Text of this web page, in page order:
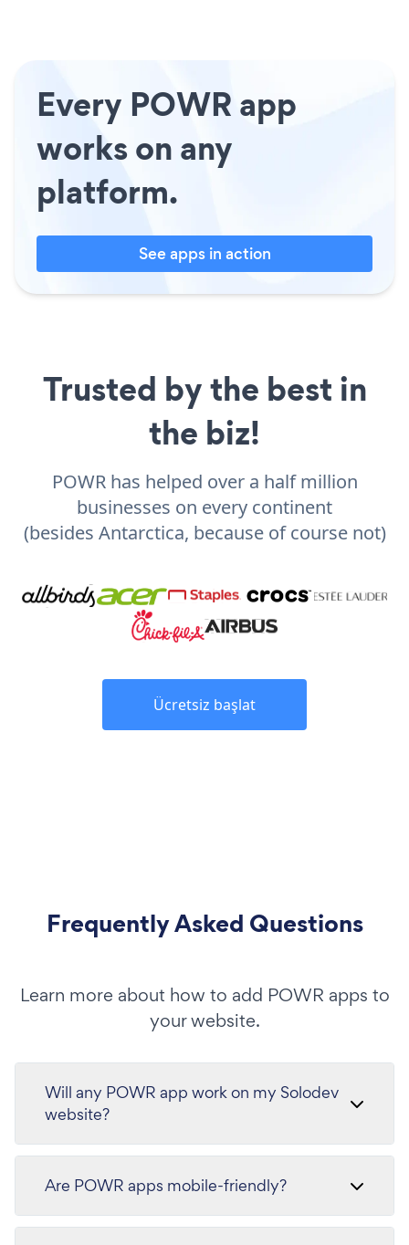
Every POWR app
works on any
platform.
See apps in action
Trusted by the best in
the biz!
POWR has helped over a half million
businesses on every continent
(besides Antarctica, because of course not)
Ücretsiz başlat
Frequently Asked Questions
Learn more about how to add POWR apps to
your website.
Will any POWR app work on my Solodev
website?
Are POWR apps mobile-friendly?